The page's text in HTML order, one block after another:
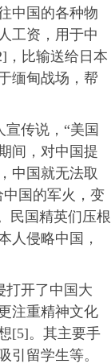
中国的各种物
工资，用于中
，比输送给日本
缅甸战场，帮
传说，“美国
间，对中国提
中国就无法取
国的军火，变
民国精英们压根
人侵略中国，
打开了中国大
注重精神文化
[5]。其主要手
引留学生等。